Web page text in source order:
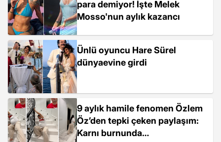
para demiyor! İşte Melek
Mosso'nun aylık kazancı
Ünlü oyuncu Hare Sürel
dünyaevine girdi
9 aylık hamile fenomen Özlem
Öz’den tepki çeken paylaşım:
Karnı burnunda